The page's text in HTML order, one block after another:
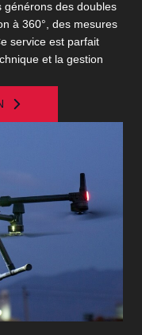
générons des doubles
à 360°, des mesures
service est parfait
et la gestion